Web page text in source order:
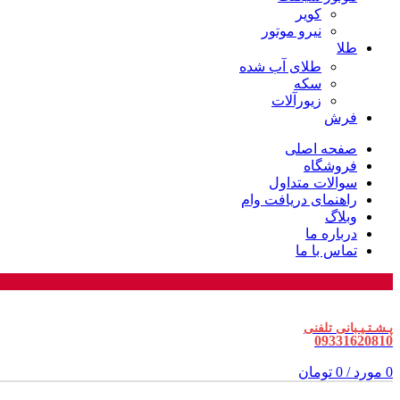
کویر
نیرو موتور
طلا
طلای آب شده
سکه
زیورآلات
فرش
صفحه اصلی
فروشگاه
سوالات متداول
راهنمای دریافت وام
وبلاگ
درباره ما
تماس با ما
پـشـتـیـبانی تلفنی
09331620810
0 مورد /
0 تومان